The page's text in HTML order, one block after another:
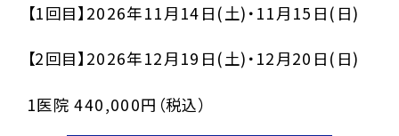
【1回目】2026年11月14日(土)・11月15日(日)
【2回目】2026年12月19日(土)・12月20日(日)
1医院 440,000円（税込）